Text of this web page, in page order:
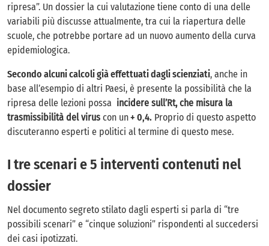
ripresa”. Un dossier la cui valutazione tiene conto di una delle
variabili più discusse attualmente, tra cui la riapertura delle
scuole, che potrebbe portare ad un nuovo aumento della curva
epidemiologica.
Secondo alcuni calcoli già effettuati dagli scienziati, anche in
base all’esempio di altri Paesi, è presente la possibilità che la
ripresa delle lezioni possa incidere sull’Rt, che misura la
trasmissibilità del virus con un+ 0,4. Proprio di questo aspetto
discuteranno esperti e politici al termine di questo mese.
I tre scenari e 5 interventi contenuti nel
dossier
Nel documento segreto stilato dagli esperti si parla di “tre
possibili scenari” e “cinque soluzioni” rispondenti al succedersi
dei casi ipotizzati.